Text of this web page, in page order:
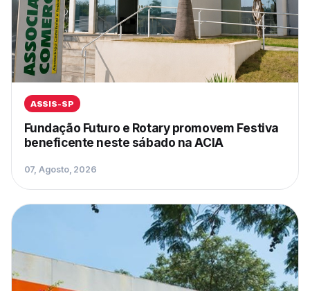
ASSIS-SP
Fundação Futuro e Rotary promovem Festiva
beneficente neste sábado na ACIA
07, Agosto, 2026